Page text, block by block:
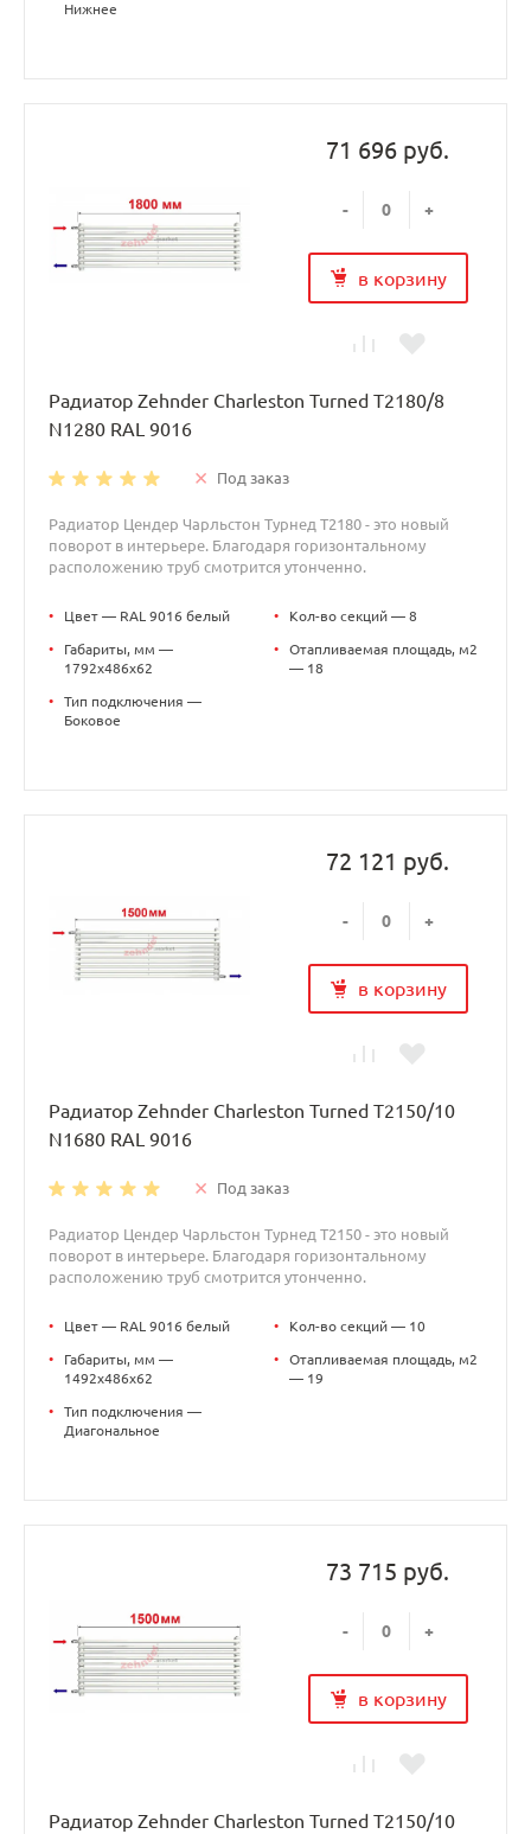
Нижнее
71 696 руб.
- +
в корзину
Радиатор Zehnder Charleston Turned T2180/8
N1280 RAL 9016
Под заказ
Радиатор Цендер Чарльстон Турнед T2180 - это новый
поворот в интерьере. Благодаря горизонтальному
расположению труб смотрится утонченно.
• Цвет — RAL 9016 белый
•
Габариты, мм —
1792x486x62
•
Тип подключения —
Боковое
• Кол-во секций — 8
•
Отапливаемая площадь, м2
— 18
72 121 руб.
- +
в корзину
Радиатор Zehnder Charleston Turned T2150/10
N1680 RAL 9016
Под заказ
Радиатор Цендер Чарльстон Турнед T2150 - это новый
поворот в интерьере. Благодаря горизонтальному
расположению труб смотрится утонченно.
• Цвет — RAL 9016 белый
•
Габариты, мм —
1492x486x62
•
Тип подключения —
Диагональное
• Кол-во секций — 10
•
Отапливаемая площадь, м2
— 19
73 715 руб.
- +
в корзину
Радиатор Zehnder Charleston Turned T2150/10